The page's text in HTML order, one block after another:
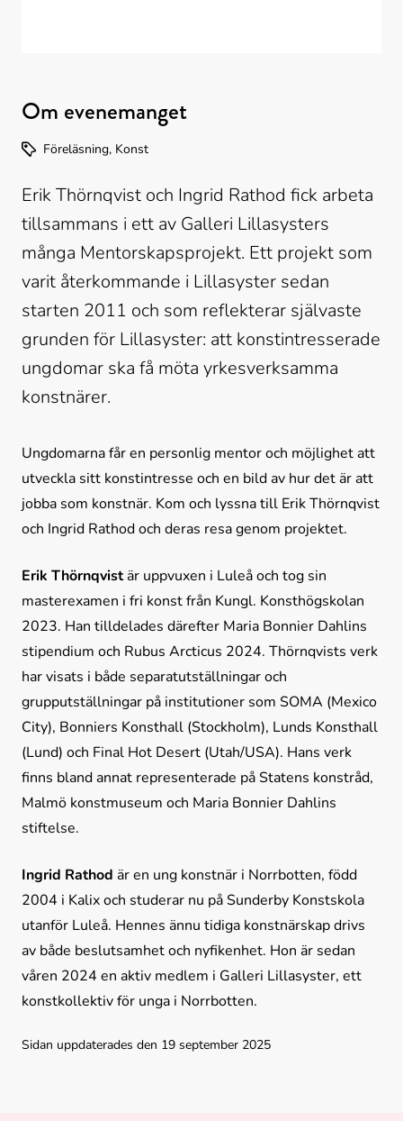
Om evenemanget
Föreläsning, Konst
Erik Thörnqvist och Ingrid Rathod fick arbeta
tillsammans i ett av Galleri Lillasysters
många Mentorskapsprojekt. Ett projekt som
varit återkommande i Lillasyster sedan
starten 2011 och som reflekterar självaste
grunden för Lillasyster: att konstintresserade
ungdomar ska få möta yrkesverksamma
konstnärer.
Ungdomarna får en personlig mentor och möjlighet att
utveckla sitt konstintresse och en bild av hur det är att
jobba som konstnär. Kom och lyssna till Erik Thörnqvist
och Ingrid Rathod och deras resa genom projektet.
Erik Thörnqvist är uppvuxen i Luleå och tog sin
masterexamen i fri konst från Kungl. Konsthögskolan
2023. Han tilldelades därefter Maria Bonnier Dahlins
stipendium och Rubus Arcticus 2024. Thörnqvists verk
har visats i både separatutställningar och
grupputställningar på institutioner som SOMA (Mexico
City), Bonniers Konsthall (Stockholm), Lunds Konsthall
(Lund) och Final Hot Desert (Utah/USA). Hans verk
finns bland annat representerade på Statens konstråd,
Malmö konstmuseum och Maria Bonnier Dahlins
stiftelse.
Ingrid Rathod är en ung konstnär i Norrbotten, född
2004 i Kalix och studerar nu på Sunderby Konstskola
utanför Luleå. Hennes ännu tidiga konstnärskap drivs
av både beslutsamhet och nyfikenhet. Hon är sedan
våren 2024 en aktiv medlem i Galleri Lillasyster, ett
konstkollektiv för unga i Norrbotten.
Sidan uppdaterades den 19 september 2025